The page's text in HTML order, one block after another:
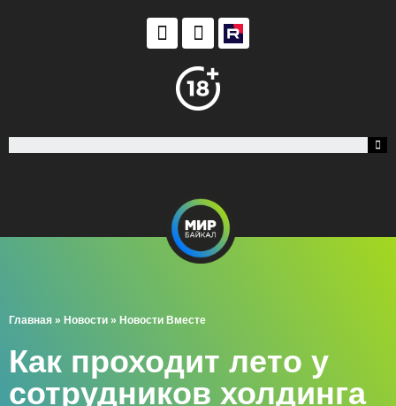
Главная » Новости » Новости Вместе
Как проходит лето у
сотрудников холдинга